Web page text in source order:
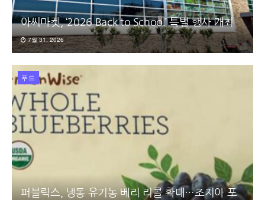
아씨마켓, ‘2026 Back to School’ 특별 행사 개최
7월 31, 2026
푸드
퍼블릭스, 냉동 유기농 베리 리콜 확대…조지아 포